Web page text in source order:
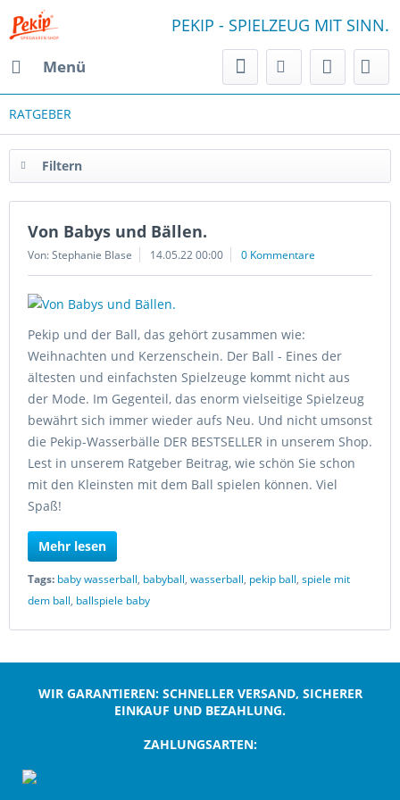
Menü
PEKIP - SPIELZEUG MIT SINN.
RATGEBER
Filtern
Von Babys und Bällen.
Von: Stephanie Blase 14.05.22 00:00 0 Kommentare
Pekip und der Ball, das gehört zusammen wie:
Weihnachten und Kerzenschein. Der Ball - Eines der
ältesten und einfachsten Spielzeuge kommt nicht aus
der Mode. Im Gegenteil, das enorm vielseitige Spielzeug
bewährt sich immer wieder aufs Neu. Und nicht umsonst
die Pekip-Wasserbälle DER BESTSELLER in unserem Shop.
Lest in unserem Ratgeber Beitrag, wie schön Sie schon
mit den Kleinsten mit dem Ball spielen können. Viel
Spaß!
Mehr lesen
Tags: baby wasserball, babyball, wasserball, pekip ball, spiele mit
dem ball, ballspiele baby
WIR GARANTIEREN: SCHNELLER VERSAND, SICHERER
EINKAUF UND BEZAHLUNG.
ZAHLUNGSARTEN: